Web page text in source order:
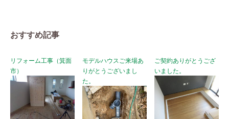
おすすめ記事
リフォーム工事（箕面
市）
モデルハウスご来場あ
りがとうございまし
た。
ご契約ありがとうござ
いました。